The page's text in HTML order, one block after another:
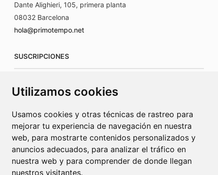
Utilizamos cookies
Usamos cookies y otras técnicas de rastreo para
mejorar tu experiencia de navegación en nuestra
web, para mostrarte contenidos personalizados y
anuncios adecuados, para analizar el tráfico en
nuestra web y para comprender de donde llegan
nuestros visitantes.
Dante Alighieri, 105, primera planta
08032 Barcelona
hola@primotempo.net
SUSCRIPCIONES
www.connecorrevistas.com
PUBLICIDAD